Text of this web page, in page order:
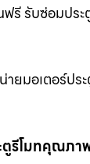
รี รับซ่อมปร
มอเตอร์ปร
ตูรีโมทคุณภ